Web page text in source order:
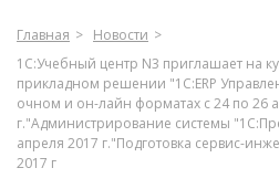
Главная
Новости
1С:Учебный центр N3 приглашает на
прикладном решении "1С:ERP
очном и он-лайн форматах с 24 по 26
г."Администрирование системы
апреля 2017 г."Подготовка сервис-
2017 г